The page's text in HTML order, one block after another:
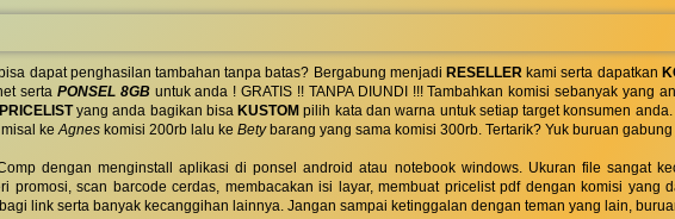
dapat penghasilan tambahan tanpa batas? Bergabung menjadi RESELLER kami serta dapatkan
serta PONSEL 8GBuntuk anda ! GRATIS !! TANPA DIUNDI !!! Tambahkan komisi sebanyak yang
yang anda bagikan bisa KUSTOM pilih kata dan warna untuk setiap target konsumen
misal keAgnes komisi 200rb lalu ke Betybarang yang sama komisi 300rb. Tertarik? Yuk buruan
dengan menginstall aplikasi di ponsel android atau notebook windows. Ukuran file sangat
promosi, scan barcode cerdas, membacakan isi layar, membuat pricelist pdf dengan komisi yang
link serta banyak kecanggihan lainnya. Jangan sampai ketinggalan dengan teman yang lain,